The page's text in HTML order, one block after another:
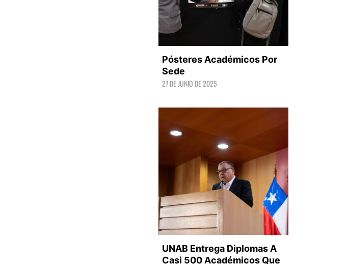
LEER +
Pósteres Académicos Por
Sede
27 DE JUNIO DE 2025
UNAB Entrega Diplomas A
Casi 500 Académicos Que